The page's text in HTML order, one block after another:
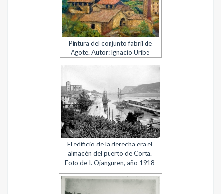
Pintura del conjunto fabril de
Agote. Autor: Ignacio Uribe
El edificio de la derecha era el
almacén del puerto de Corta.
Foto de I. Ojanguren, año 1918